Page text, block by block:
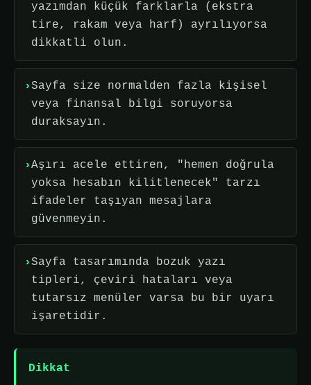
yazımdan küçük farklarla (ekstra
tire, rakam veya harf) ayrılıyorsa
dikkatli olun.
Sayfa size normalden fazla kişisel
veya finansal bilgi soruyorsa
duraksayın.
Aşırı acele ettiren, "hemen doğrula
yoksa hesabın kilitlenecek" tarzı
ifadeler taşıyan mesajlara
güvenmeyin.
Sayfa tasarımında bozuk yazı
tipleri, çeviri hataları veya
tutarsız menüler varsa bu bir uyarı
işaretidir.
Dikkat